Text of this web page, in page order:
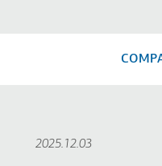
2025.12.03